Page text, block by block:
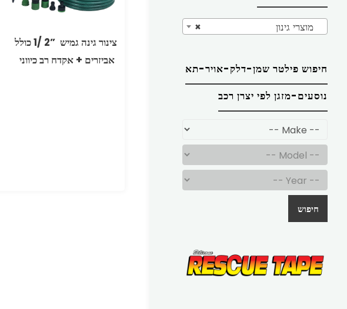
צינור גינה גמיש ‏ ‏”2 /1 כולל
אביזרים + אקדח רב כיווני ‏
× מוצרי גינון
חיפוש פילטר שמן-דלק-אויר-תא
נוסעים-מזגן לפי יצרן רכב
חיפוש